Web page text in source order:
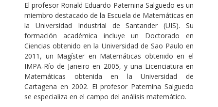
El profesor Ronald Eduardo Paternina Salguedo es un
miembro destacado de la Escuela de Matemáticas en
la Universidad Industrial de Santander (UIS). Su
formación académica incluye un Doctorado en
Ciencias obtenido en la Universidad de Sao Paulo en
2011, un Magíster en Matemáticas obtenido en el
IMPA-Río de Janeiro en 2005, y una Licenciatura en
Matemáticas obtenida en la Universidad de
Cartagena en 2002. El profesor Paternina Salguedo
se especializa en el campo del análisis matemático.